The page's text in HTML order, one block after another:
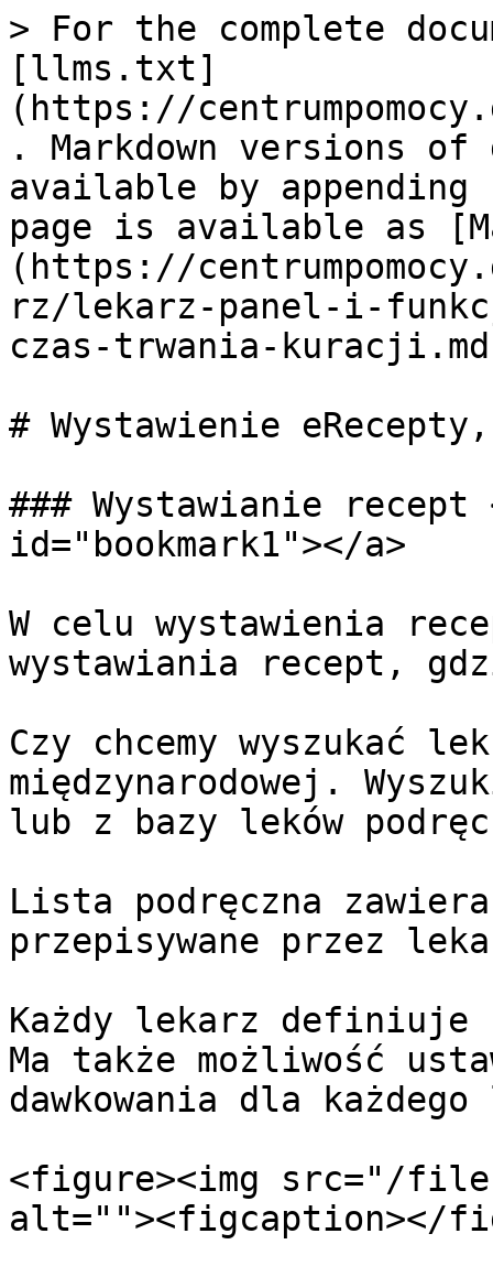
> For the complete
[llms.txt]
(https://
. Markdown versions of
available by
page is available as
(https://
rz/lekarz-panel-i-
czas-trwania-
# Wystawienie
### Wystawianie recept
id="bookmark1"></a>
W celu wystawienia
wystawiania recept,
Czy chcemy wyszukać
międzynarodowej.
lub z bazy leków
Lista podręczna
przepisywane przez
Każdy lekarz definiuje
Ma także możliwość
dawkowania dla
<figure><img src="/files/
alt=""><figcaption></